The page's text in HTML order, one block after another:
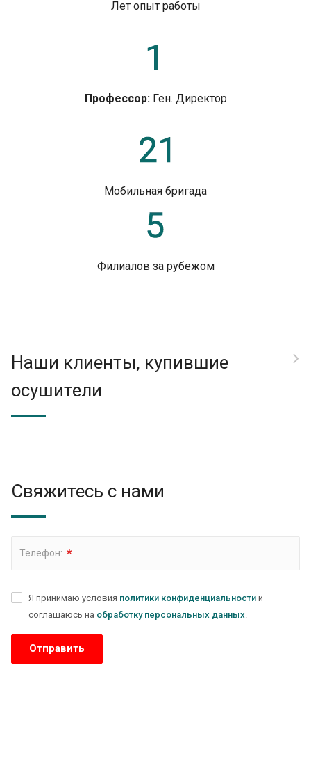
Лет опыт работы
Профессор:Ген. Директор
Мобильная бригада
Филиалов за рубежом
Наши клиенты, купившие
осушители
Свяжитесь с нами
Телефон: *
Я принимаю условия политики конфиденциальности и
соглашаюсь на обработку персональных данных